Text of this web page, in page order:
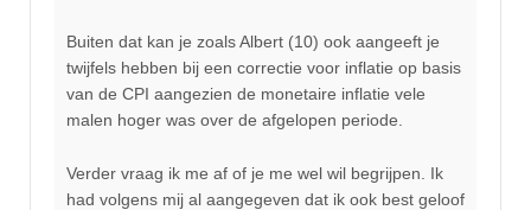
Buiten dat kan je zoals Albert (10) ook aangeeft je
twijfels hebben bij een correctie voor inflatie op basis
van de CPI aangezien de monetaire inflatie vele
malen hoger was over de afgelopen periode.
Verder vraag ik me af of je me wel wil begrijpen. Ik
had volgens mij al aangegeven dat ik ook best geloof